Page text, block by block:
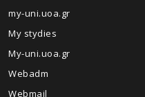
my-uni.uoa.gr
My stydies
My-uni.uoa.gr
Webadm
Webmail